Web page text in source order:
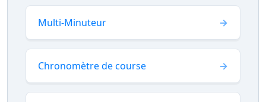
Multi-Minuteur
Chronomètre de course